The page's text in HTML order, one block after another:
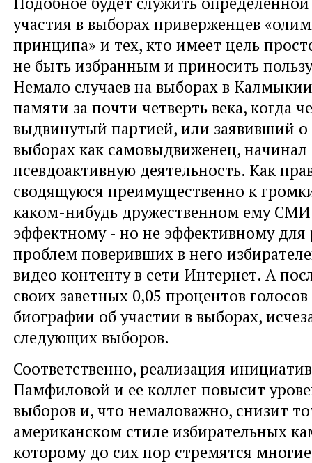
участия в выборах приверженцев
принципа» и тех, кто имеет цель
не быть избранным и приносить
Немало случаев на выборах в
памяти за почти четверть века, когда
выдвинутый партией, или заявивший о
выборах как самовыдвиженец, начинал
псевдоактивную деятельность. Как
сводящуюся преимущественно к
каком-нибудь дружественном ему
эффектному - но не эффективному
проблем поверивших в него
видео контенту в сети Интернет. А
своих заветных 0,05 процентов
биографии об участии в выборах,
следующих выборов.
Соответственно, реализация
Памфиловой и ее коллег повысит
выборов и, что немаловажно, снизит
американском стиле избирательных
которому до сих пор стремятся